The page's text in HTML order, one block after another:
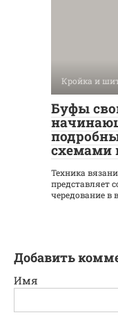
Кройка и
Буфы
схемами
Техника
представляет
чередование в
Добавить
Имя